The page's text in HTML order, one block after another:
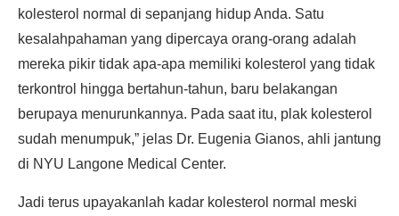
kolesterol normal di sepanjang hidup Anda. Satu
kesalahpahaman yang dipercaya orang-orang adalah
mereka pikir tidak apa-apa memiliki kolesterol yang tidak
terkontrol hingga bertahun-tahun, baru belakangan
berupaya menurunkannya. Pada saat itu, plak kolesterol
sudah menumpuk,” jelas Dr. Eugenia Gianos, ahli jantung
di NYU Langone Medical Center.
Jadi terus upayakanlah kadar kolesterol normal meski